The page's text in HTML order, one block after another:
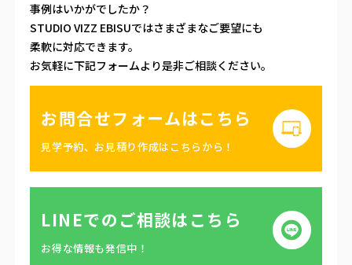
事例はいかがでしたか？
STUDIO VIZZ EBISUではさまざまなご要望にも
柔軟に対応できます。
お気軽に下記フォームより是非ご相談ください。
お問合せフォームはこちら
見学予約、お見積り作成はこちらから！
LINEでのご相談はこちら
お得な情報も発信中！